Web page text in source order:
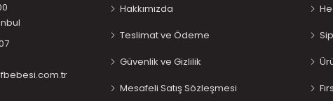
Hakkımızda
Teslimat ve Ödeme
Güvenlik ve Gizlilik
Mesafeli Satış Sözleşmesi